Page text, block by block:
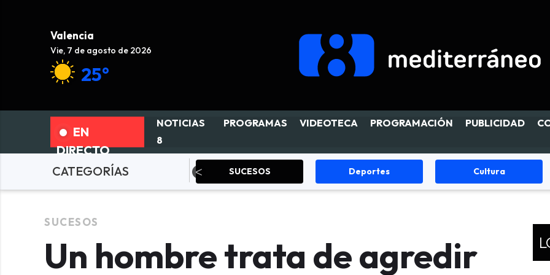
Valencia
Vie, 7 de agosto de 2026
25°
EN
DIRECTO
NOTICIAS
8
PROGRAMAS VIDEOTECA PROGRAMACIÓN PUBLICIDAD
CATEGORÍASSUCESOS Deportes Cultura Fiestas
SUCESOS
Un hombre trata de agredir